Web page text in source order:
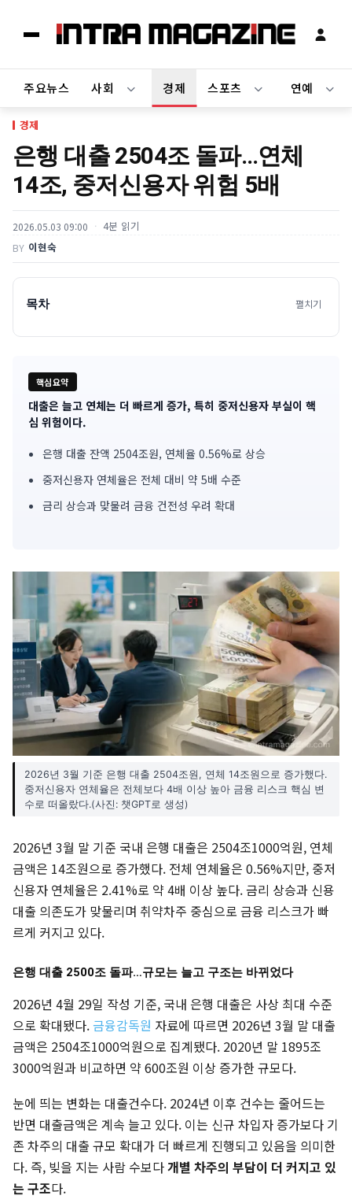
주요뉴스 사회 경제 스포츠 연예
경제
은행 대출 2504조 돌파…연체
14조, 중저신용자 위험 5배
2026.05.03 09:00 4분 읽기
BY 이현숙
목차 펼치기
핵심요약
기
심
대출은 늘고 연체는 더 빠르게 증가, 특히 중저신용자 부실이 핵
심 위험이다.
은행 대출 잔액 2504조원, 연체율 0.56%로 상승
중저신용자 연체율은 전체 대비 약 5배 수준
금리 상승과 맞물려 금융 건전성 우려 확대
2026년 3월 기준 은행 대출 2504조원, 연체 14조원으로 증가했다.
중저신용자 연체율은 전체보다 4배 이상 높아 금융 리스크 핵심 변
수로 떠올랐다.(사진: 챗GPT로 생성)
2026년 3월 말 기준 국내 은행 대출은 2504조1000억원, 연체
금액은 14조원으로 증가했다. 전체 연체율은 0.56%지만, 중저
신용자 연체율은 2.41%로 약 4배 이상 높다. 금리 상승과 신용
대출 의존도가 맞물리며 취약차주 중심으로 금융 리스크가 빠
르게 커지고 있다.
은행 대출 2500조 돌파…규모는 늘고 구조는 바뀌었다
2026년 4월 29일 작성 기준, 국내 은행 대출은 사상 최대 수준
으로 확대됐다. 금융감독원 자료에 따르면 2026년 3월 말 대출
금액은 2504조1000억원으로 집계됐다. 2020년 말 1895조
3000억원과 비교하면 약 600조원 이상 증가한 규모다.
눈에 띄는 변화는 대출건수다. 2024년 이후 건수는 줄어드는
반면 대출금액은 계속 늘고 있다. 이는 신규 차입자 증가보다 기
존 차주의 대출 규모 확대가 더 빠르게 진행되고 있음을 의미한
다. 즉, 빚을 지는 사람 수보다개별 차주의 부담이 더 커지고 있
는 구조다.